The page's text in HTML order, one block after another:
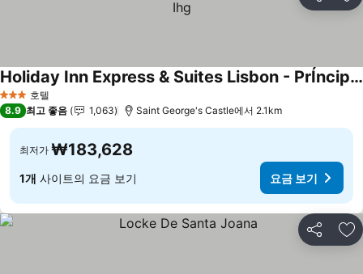
3 성급 호텔
Holiday Inn Express & Suites Lisbon - PrÍncipe Real By Ihg
8.9 최고 좋음 1,063 Saint George's Castle에서 2.1km
최저가 ₩183,628
1개 사이트의 요금 보기 요금 보기
공유 즐